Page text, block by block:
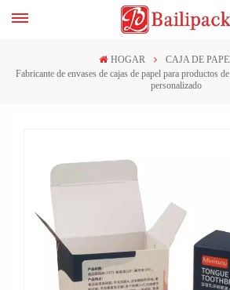
HOGAR
CAJA DE
Fabricante de envases de cajas de papel para productos
personalizado